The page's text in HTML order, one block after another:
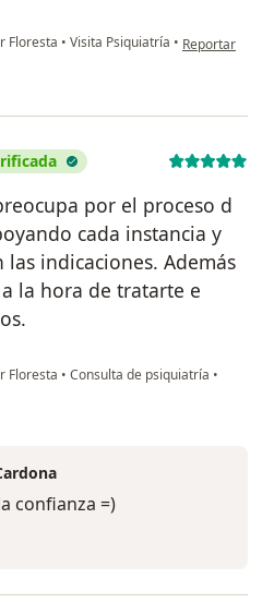
Floresta • Visita Psiquiatría • en opinión del
Reportar
por el proceso d
cada instancia y
indicaciones. Además
la hora de tratarte e
Floresta • Consulta de psiquiatría •
confianza =)